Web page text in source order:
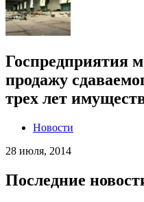
Госпредприятия
продажу
трех лет
Новости
28 июля, 2014
Последние